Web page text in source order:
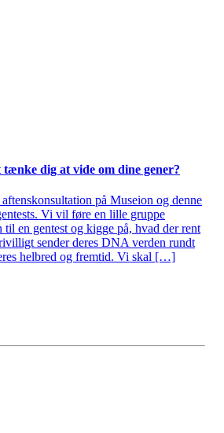
dig at vide om dine gener?
på Museion og denne
Vi vil føre en lille gruppe
til en gentest og kigge på, hvad der rent
sender deres DNA verden rundt
helbred og fremtid. Vi skal […]